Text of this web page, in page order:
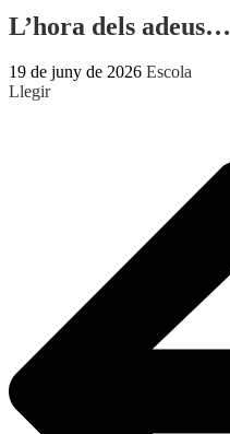
L’hora dels adeus…
19 de juny de 2026 Escola
Llegir